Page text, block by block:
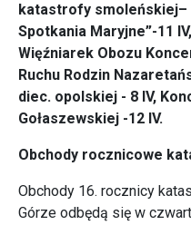
katastrofy smoleńskiej–
Spotkania Maryjne”-11
Więźniarek Obozu
Ruchu Rodzin
diec. opolskiej - 8 IV,
Gołaszewskiej -12 IV.
Obchody rocznicowe
Obchody 16. rocznicy
Górze odbędą się w